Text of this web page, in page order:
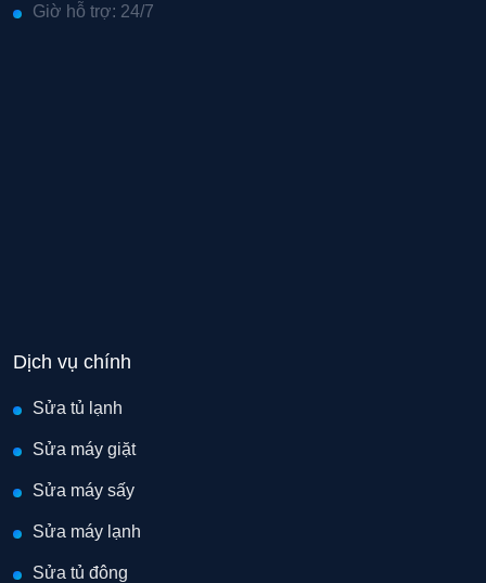
Giờ hỗ trợ: 24/7
Dịch vụ chính
Sửa tủ lạnh
Sửa máy giặt
Sửa máy sấy
Sửa máy lạnh
Sửa tủ đông